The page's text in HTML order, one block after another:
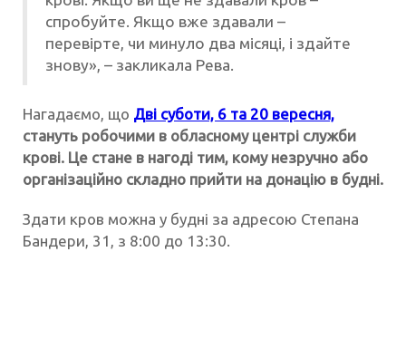
спробуйте. Якщо вже здавали –
перевірте, чи минуло два місяці, і здайте
знову», – закликала Рева.
Нагадаємо, що Дві суботи, 6 та 20 вересня,
стануть робочими в обласному центрі служби
крові. Це стане в нагоді тим, кому незручно або
організаційно складно прийти на донацію в будні.
Здати кров можна у будні за адресою Степана
Бандери, 31, з 8:00 до 13:30.